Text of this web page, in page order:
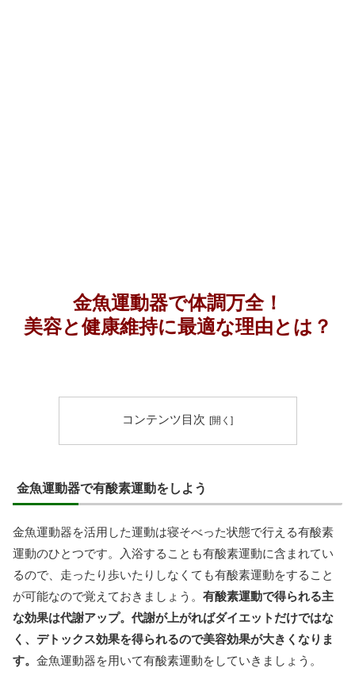
金魚運動器で体調万全！
美容と健康維持に最適な理由とは？
コンテンツ目次
金魚運動器で有酸素運動をしよう
金魚運動器を活用した運動は寝そべった状態で行える有酸素
運動のひとつです。入浴することも有酸素運動に含まれてい
るので、走ったり歩いたりしなくても有酸素運動をすること
が可能なので覚えておきましょう。 有酸素運動で得られる主
な効果は代謝アップ。代謝が上がればダイエットだけではな
く、デトックス効果を得られるので美容効果が大きくなりま
す。 金魚運動器を用いて有酸素運動をしていきましょう。